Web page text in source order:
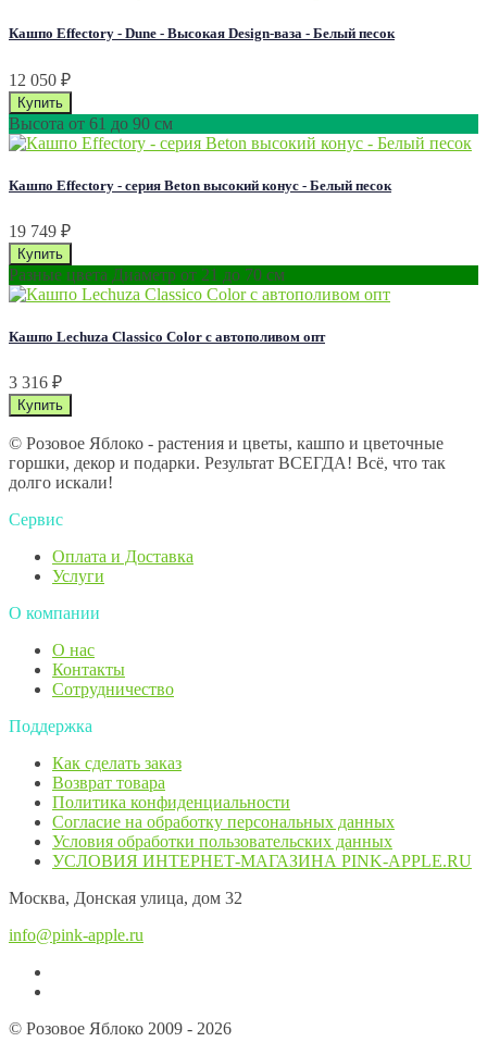
Кашпо Effectory - Dune - Высокая Design-ваза - Белый песок
12 050 ₽
Высота от 61 до 90 см
Кашпо Effectory - серия Beton высокий конус - Белый песок
19 749 ₽
Разные цвета Диаметр от 21 до 70 см
Кашпо Lechuza Classico Color с автополивом опт
3 316 ₽
© Розовое Яблоко - растения и цветы, кашпо и цветочные
горшки, декор и подарки. Результат ВСЕГДА! Всё, что так
долго искали!
Сервис
Оплата и Доставка
Услуги
О компании
О нас
Контакты
Сотрудничество
Поддержка
Как сделать заказ
Возврат товара
Политика конфиденциальности
Согласие ​на обработку персональных данных
Условия обработки пользовательских данных
УСЛОВИЯ ИНТЕРНЕТ-МАГАЗИНА PINK-APPLE.RU
Москва, Донская улица, дом 32
info@pink-apple.ru
© Розовое Яблоко 2009 - 2026